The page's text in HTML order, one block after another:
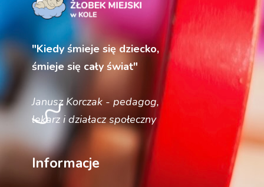
"Kiedy śmieje się dziecko,
śmieje się cały świat"
Janusz Korczak - pedagog,
lekarz i działacz społeczny
Informacje